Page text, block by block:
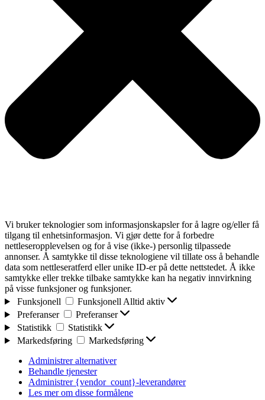
Vi bruker teknologier som informasjonskapsler for å lagre og/eller få
tilgang til enhetsinformasjon. Vi gjør dette for å forbedre
nettleseropplevelsen og for å vise (ikke-) personlig tilpassede
annonser. Å samtykke til disse teknologiene vil tillate oss å behandle
data som nettleseratferd eller unike ID-er på dette nettstedet. Å ikke
samtykke eller trekke tilbake samtykke kan ha negativ innvirkning
på visse funksjoner og funksjoner.
Funksjonell
Funksjonell Alltid aktiv
Preferanser
Preferanser
Statistikk
Statistikk
Markedsføring
Markedsføring
Administrer alternativer
Behandle tjenester
Administrer {vendor_count}-leverandører
Les mer om disse formålene